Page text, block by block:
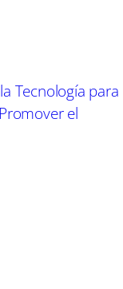
Tecnología para
el